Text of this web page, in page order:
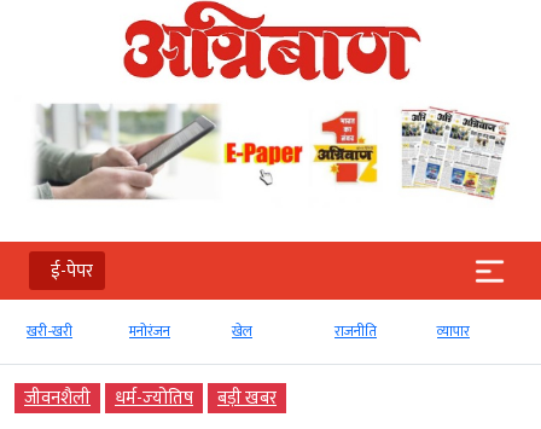
ई-पेपर
खरी-खरी मनोरंजन खेल राजनीति व्‍यापार
जीवनशैली धर्म-ज्‍योतिष बड़ी खबर